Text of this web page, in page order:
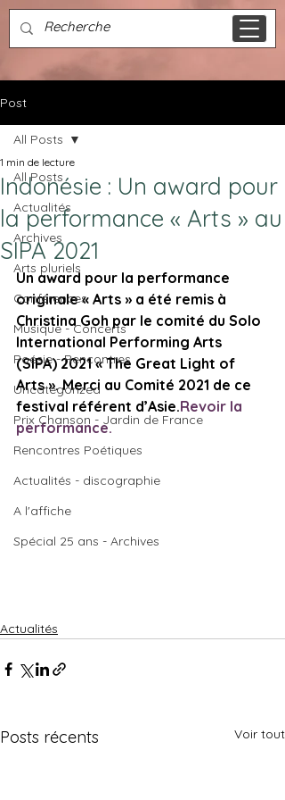
Post
All Posts
Actualités
Archives
Arts pluriels
Conférences
Musique - Concerts
Poésie - Rencontres
Uncategorized
Prix Chanson - Jardin de France
Rencontres Poétiques
Actualités - discographie
A l'affiche
Spécial 25 ans - Archives
All Posts
Indonésie : Un award pour
la performance « Arts » au
SIPA 2021
1 min de lecture
Un award pour la performance
originale « Arts » a été remis à
Christina Goh par le comité du Solo
International Performing Arts
(SIPA) 2021 « The Great Light of
Arts ». Merci au Comité 2021 de ce
festival référent d’Asie.Revoir la
performance.
Actualités
Posts récents Voir tout